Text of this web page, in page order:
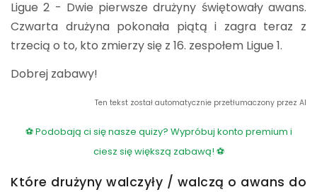
Ligue 2 - Dwie pierwsze drużyny świętowały awans.
Czwarta drużyna pokonała piątą i zagra teraz z
trzecią o to, kto zmierzy się z 16. zespołem Ligue 1.
Dobrej zabawy!
Ten tekst został automatycznie przetłumaczony przez AI
⚽ Podobają ci się nasze quizy? Wypróbuj konto premium i
ciesz się większą zabawą! ⚽
Które drużyny walczyły / walczą o awans do